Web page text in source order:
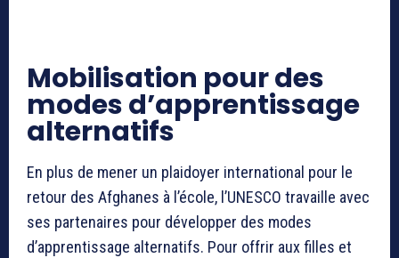
Mobilisation pour des
modes d’apprentissage
alternatifs
En plus de mener un plaidoyer international pour le
retour des Afghanes à l’école, l’UNESCO travaille avec
ses partenaires pour développer des modes
d’apprentissage alternatifs. Pour offrir aux filles et